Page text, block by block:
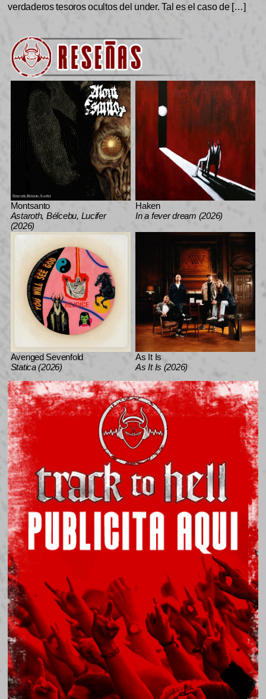
verdaderos tesoros ocultos del under. Tal es el caso de […]
Montsanto
Astaroth, Bélcebu, Lucifer
(2026)
Haken
In a fever dream (2026)
Avenged Sevenfold
Statica (2026)
As It Is
As It Is (2026)